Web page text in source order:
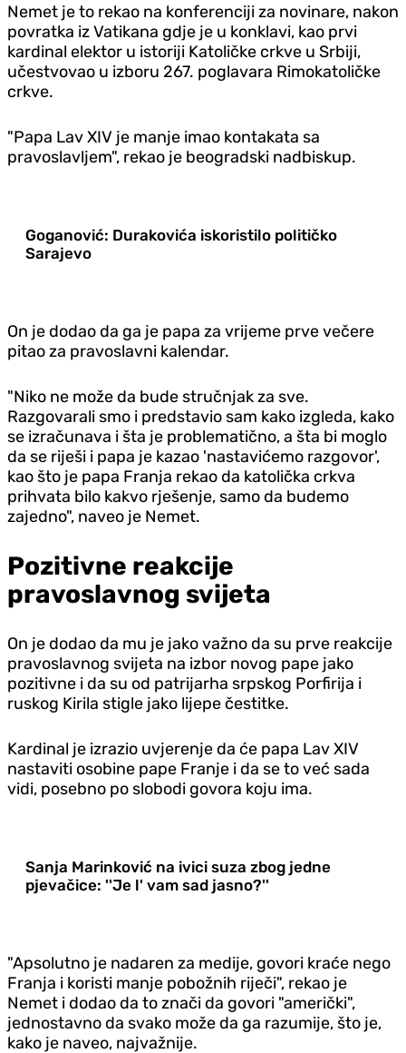
Nemet je to rekao na konferenciji za novinare, nakon
povratka iz Vatikana gdje je u konklavi, kao prvi
kardinal elektor u istoriji Katoličke crkve u Srbiji,
učestvovao u izboru 267. poglavara Rimokatoličke
crkve.
"Papa Lav XIV je manje imao kontakata sa
pravoslavljem", rekao je beogradski nadbiskup.
Goganović: Durakovića iskoristilo političko
Sarajevo
On je dodao da ga je papa za vrijeme prve večere
pitao za pravoslavni kalendar.
"Niko ne može da bude stručnjak za sve.
Razgovarali smo i predstavio sam kako izgleda, kako
se izračunava i šta je problematično, a šta bi moglo
da se riješi i papa je kazao 'nastavićemo razgovor',
kao što je papa Franja rekao da katolička crkva
prihvata bilo kakvo rješenje, samo da budemo
zajedno", naveo je Nemet.
Pozitivne reakcije
pravoslavnog svijeta
On je dodao da mu je jako važno da su prve reakcije
pravoslavnog svijeta na izbor novog pape jako
pozitivne i da su od patrijarha srpskog Porfirija i
ruskog Kirila stigle jako lijepe čestitke.
Kardinal je izrazio uvjerenje da će papa Lav XIV
nastaviti osobine pape Franje i da se to već sada
vidi, posebno po slobodi govora koju ima.
Sanja Marinković na ivici suza zbog jedne
pjevačice: ''Je l' vam sad jasno?''
"Apsolutno je nadaren za medije, govori kraće nego
Franja i koristi manje pobožnih riječi", rekao je
Nemet i dodao da to znači da govori "američki",
jednostavno da svako može da ga razumije, što je,
kako je naveo, najvažnije.